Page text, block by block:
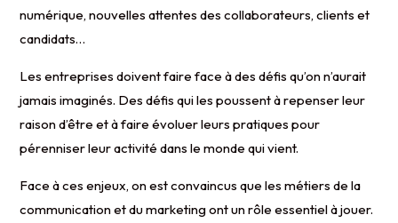
numérique, nouvelles attentes des collaborateurs, clients et
candidats…
Les entreprises doivent faire face à des défis qu’on n’aurait
jamais imaginés. Des défis qui les poussent à repenser leur
raison d’être et à faire évoluer leurs pratiques pour
pérenniser leur activité dans le monde qui vient.
Face à ces enjeux, on est convaincus que les métiers de la
communication et du marketing ont un rôle essentiel à jouer.